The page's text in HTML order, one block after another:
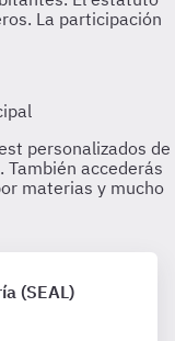
(SEAL)